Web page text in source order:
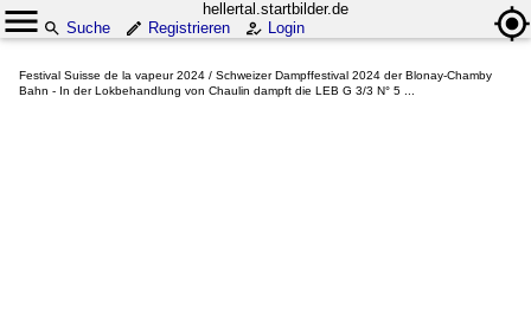
hellertal.startbilder.de
Suche
Registrieren Login
Festival Suisse de la vapeur 2024 / Schweizer Dampffestival 2024 der Blonay-Chamby
Bahn - In der Lokbehandlung von Chaulin dampft die LEB G 3/3 N° 5 ...